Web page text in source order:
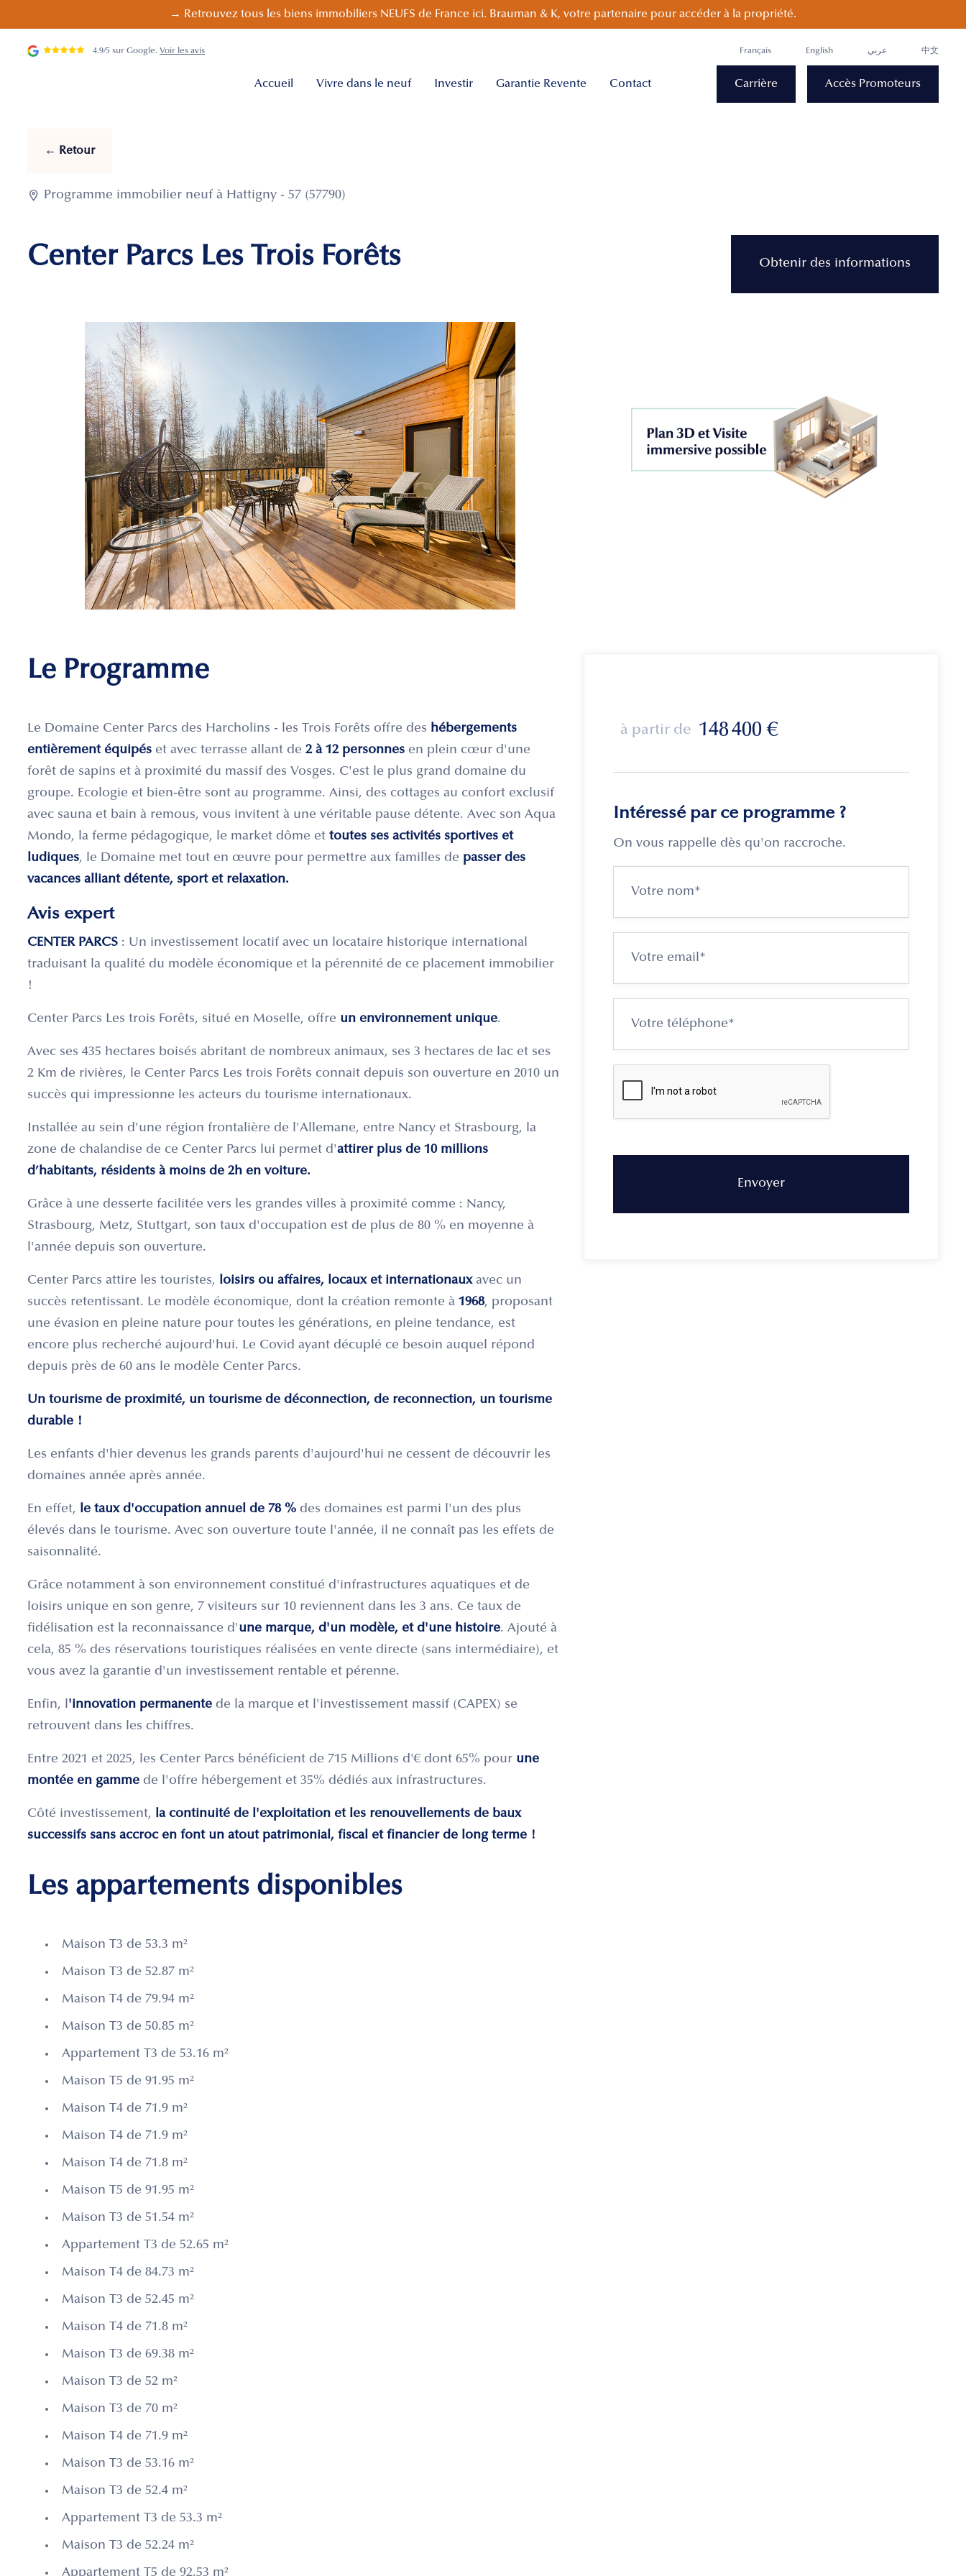
→ Retrouvez tous les biens immobiliers NEUFS de France ici. Brauman & K, votre partenaire pour accéder à la propriété.
4.9/5 sur Google. Voir les avis Français English عربي 中文
Accueil Vivre dans le neuf Investir Garantie Revente Contact Carrière Accès Promoteurs
← Retour
 Programme immobilier neuf à Hattigny - 57 (57790)
Center Parcs Les Trois Forêts Obtenir des informations
Le Programme
Le Domaine Center Parcs des Harcholins - les Trois Forêts offre des hébergements
entièrement équipés et avec terrasse allant de 2 à 12 personnes en plein cœur d'une
forêt de sapins et à proximité du massif des Vosges. C'est le plus grand domaine du
groupe. Ecologie et bien-être sont au programme. Ainsi, des cottages au confort exclusif
avec sauna et bain à remous, vous invitent à une véritable pause détente. Avec son Aqua
Mondo, la ferme pédagogique, le market dôme et toutes ses activités sportives et
ludiques, le Domaine met tout en œuvre pour permettre aux familles de passer des
vacances alliant détente, sport et relaxation.
Avis expert
CENTER PARCS : Un investissement locatif avec un locataire historique international
traduisant la qualité du modèle économique et la pérennité de ce placement immobilier
!
Center Parcs Les trois Forêts, situé en Moselle, offre un environnement unique.
Avec ses 435 hectares boisés abritant de nombreux animaux, ses 3 hectares de lac et ses
2 Km de rivières, le Center Parcs Les trois Forêts connait depuis son ouverture en 2010 un
succès qui impressionne les acteurs du tourisme internationaux.
Installée au sein d'une région frontalière de l'Allemane, entre Nancy et Strasbourg, la
zone de chalandise de ce Center Parcs lui permet d'attirer plus de 10 millions
d’habitants, résidents à moins de 2h en voiture.
Grâce à une desserte facilitée vers les grandes villes à proximité comme : Nancy,
Strasbourg, Metz, Stuttgart, son taux d'occupation est de plus de 80 % en moyenne à
l'année depuis son ouverture.
Center Parcs attire les touristes, loisirs ou affaires, locaux et internationauxavec un
succès retentissant. Le modèle économique, dont la création remonte à 1968, proposant
une évasion en pleine nature pour toutes les générations, en pleine tendance, est
encore plus recherché aujourd'hui. Le Covid ayant décuplé ce besoin auquel répond
depuis près de 60 ans le modèle Center Parcs.
Un tourisme de proximité, un tourisme de déconnection, de reconnection, un tourisme
durable !
Les enfants d'hier devenus les grands parents d'aujourd'hui ne cessent de découvrir les
domaines année après année.
En effet, le taux d'occupation annuel de 78 % des domaines est parmi l'un des plus
élevés dans le tourisme. Avec son ouverture toute l'année, il ne connaît pas les effets de
saisonnalité.
Grâce notamment à son environnement constitué d'infrastructures aquatiques et de
loisirs unique en son genre, 7 visiteurs sur 10 reviennent dans les 3 ans. Ce taux de
fidélisation est la reconnaissance d'une marque, d'un modèle, et d'une histoire. Ajouté à
cela, 85 % des réservations touristiques réalisées en vente directe (sans intermédiaire), et
vous avez la garantie d'un investissement rentable et pérenne.
Enfin, l'innovation permanente de la marque et l'investissement massif (CAPEX) se
retrouvent dans les chiffres.
Entre 2021 et 2025, les Center Parcs bénéficient de 715 Millions d'€ dont 65% pour une
montée en gamme de l'offre hébergement et 35% dédiés aux infrastructures.
Côté investissement, la continuité de l'exploitation et les renouvellements de baux
successifs sans accroc en font un atout patrimonial, fiscal et financier de long terme !
Les appartements disponibles
Maison T3 de 53.3 m²
Maison T3 de 52.87 m²
Maison T4 de 79.94 m²
Maison T3 de 50.85 m²
Appartement T3 de 53.16 m²
Maison T5 de 91.95 m²
Maison T4 de 71.9 m²
Maison T4 de 71.9 m²
Maison T4 de 71.8 m²
Maison T5 de 91.95 m²
Maison T3 de 51.54 m²
Appartement T3 de 52.65 m²
Maison T4 de 84.73 m²
Maison T3 de 52.45 m²
Maison T4 de 71.8 m²
Maison T3 de 69.38 m²
Maison T3 de 52 m²
Maison T3 de 70 m²
Maison T4 de 71.9 m²
Maison T3 de 53.16 m²
Maison T3 de 52.4 m²
Appartement T3 de 53.3 m²
Maison T3 de 52.24 m²
Appartement T5 de 92.53 m²
à partir de 148 400 €
Intéressé par ce programme ?
On vous rappelle dès qu'on raccroche.